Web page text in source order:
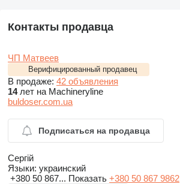
Контакты продавца
ЧП Матвеев
Верифицированный продавец
В продаже: 42 объявления
14лет на Machineryline
buldoser.com.ua
Подписаться на продавца
Сергій
Языки: украинский
+380 50 867... Показать +380 50 867 9862